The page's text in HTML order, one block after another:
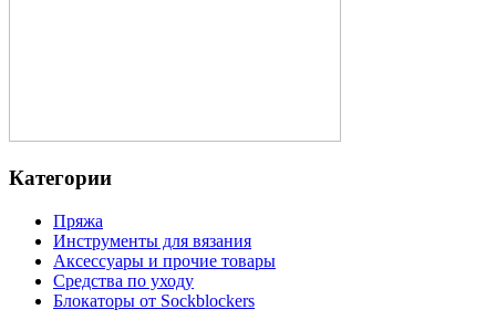
Категории
Пряжа
Инструменты для вязания
Аксессуары и прочие товары
Средства по уходу
Блокаторы от Sockblockers